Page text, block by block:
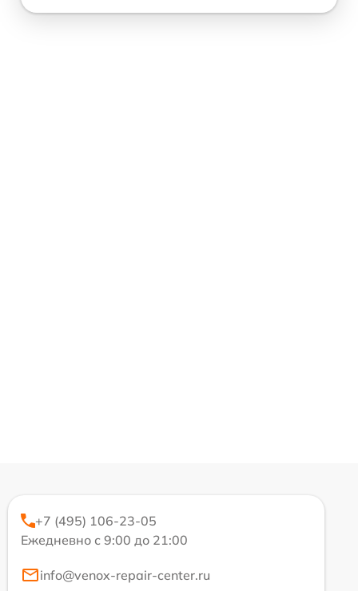
+7 (495) 106-23-05
Ежедневно с 9:00 до 21:00
info@venox-repair-center.ru